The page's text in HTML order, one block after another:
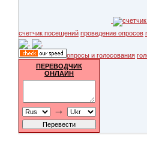
счетчик посещений проведение опросов
опросы и голосования
ПЕРЕВОДЧИК
ОНЛАЙН
→